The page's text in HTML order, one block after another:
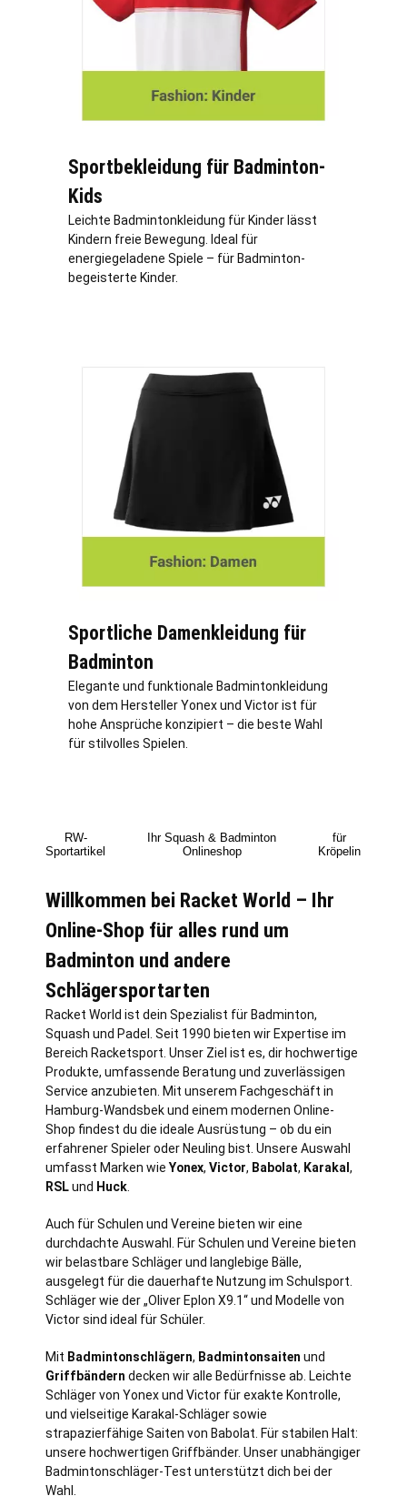
Sportbekleidung für Badminton-
Kids
Leichte Badmintonkleidung für Kinder lässt
Kindern freie Bewegung. Ideal für
energiegeladene Spiele – für Badminton-
begeisterte Kinder.
Sportliche Damenkleidung für
Badminton
Elegante und funktionale Badmintonkleidung
von dem Hersteller Yonex und Victor ist für
hohe Ansprüche konzipiert – die beste Wahl
für stilvolles Spielen.
RW-
Sportartikel
Ihr Squash & Badminton
Onlineshop
für
Kröpelin
Willkommen bei Racket World – Ihr
Online-Shop für alles rund um
Badminton und andere
Schlägersportarten
Racket World ist dein Spezialist für Badminton,
Squash und Padel. Seit 1990 bieten wir Expertise im
Bereich Racketsport. Unser Ziel ist es, dir hochwertige
Produkte, umfassende Beratung und zuverlässigen
Service anzubieten. Mit unserem Fachgeschäft in
Hamburg-Wandsbek und einem modernen Online-
Shop findest du die ideale Ausrüstung – ob du ein
erfahrener Spieler oder Neuling bist. Unsere Auswahl
umfasst Marken wie Yonex, Victor, Babolat, Karakal ,
RSLund Huck
Auch für Schulen und Vereine bieten wir eine
durchdachte Auswahl. Für Schulen und Vereine bieten
wir belastbare Schläger und langlebige Bälle,
ausgelegt für die dauerhafte Nutzung im Schulsport.
Schläger wie der „Oliver Eplon X9.1“ und Modelle von
Victor sind ideal für Schüler.
Mit Badmintonschlägern, Badmintonsaiten und
Griffbändern decken wir alle Bedürfnisse ab. Leichte
Schläger von Yonex und Victor für exakte Kontrolle,
und vielseitige Karakal-Schläger sowie
strapazierfähige Saiten von Babolat. Für stabilen Halt:
unsere hochwertigen Griffbänder. Unser unabhängiger
Badmintonschläger-Test unterstützt dich bei der
Wahl.